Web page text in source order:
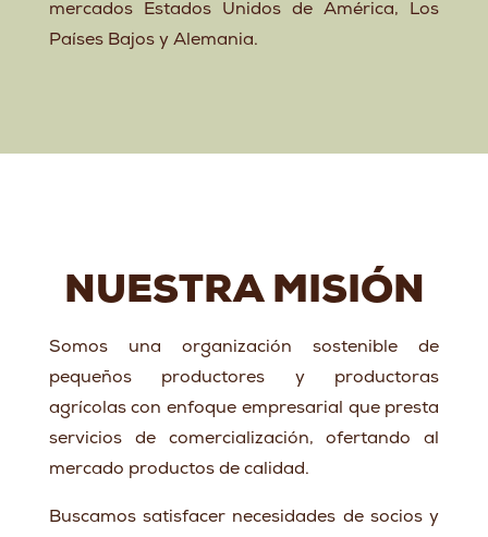
mercados Estados Unidos de América, Los
Países Bajos y Alemania.
NUESTRA MISIÓN
Somos una organización sostenible de
pequeños productores y productoras
agrícolas con enfoque empresarial que presta
servicios de comercialización, ofertando al
mercado productos de calidad.
Buscamos satisfacer necesidades de socios y